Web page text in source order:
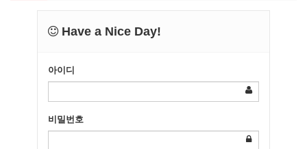
Have a Nice Day!
아이디
비밀번호